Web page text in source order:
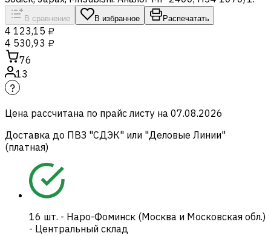
В сравнение В избранное Распечатать
4 123,15 ₽
4 530,93 ₽
76
13
Цена рассчитана по прайс листу на 07.08.2026
Доставка до ПВЗ "СДЭК" или "Деловые Линии"
(платная)
16 шт. - Наро-Фоминск (Москва и Московская обл.)
- Центральный склад